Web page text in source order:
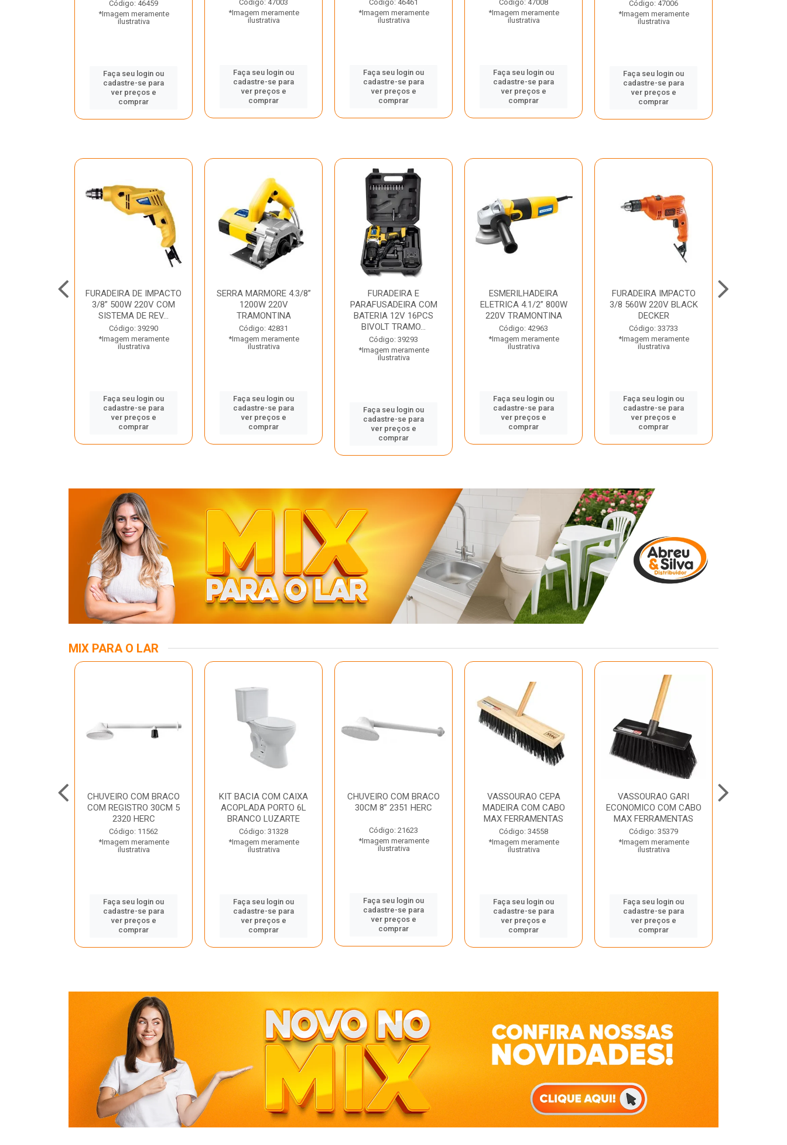
Código: 46459
*Imagem meramente
ilustrativa
Faça seu login ou
cadastre-se para
ver preços e
comprar
Código: 47003
*Imagem meramente
ilustrativa
Faça seu login ou
cadastre-se para
ver preços e
comprar
Código: 46461
*Imagem meramente
ilustrativa
Faça seu login ou
cadastre-se para
ver preços e
comprar
Código: 47008
*Imagem meramente
ilustrativa
Faça seu login ou
cadastre-se para
ver preços e
comprar
Código: 47006
*Imagem meramente
ilustrativa
Faça seu login ou
cadastre-se para
ver preços e
comprar
FURADEIRA DE IMPACTO
3/8” 500W 220V COM
SISTEMA DE REV...
Código: 39290
*Imagem meramente
ilustrativa
Faça seu login ou
cadastre-se para
ver preços e
comprar
SERRA MARMORE 4.3/8”
1200W 220V
TRAMONTINA
Código: 42831
*Imagem meramente
ilustrativa
Faça seu login ou
cadastre-se para
ver preços e
comprar
FURADEIRA E
PARAFUSADEIRA COM
BATERIA 12V 16PCS
BIVOLT TRAMO...
Código: 39293
*Imagem meramente
ilustrativa
Faça seu login ou
cadastre-se para
ver preços e
comprar
ESMERILHADEIRA
ELETRICA 4.1/2” 800W
220V TRAMONTINA
Código: 42963
*Imagem meramente
ilustrativa
Faça seu login ou
cadastre-se para
ver preços e
comprar
FURADEIRA IMPACTO
3/8 560W 220V BLACK
DECKER
Código: 33733
*Imagem meramente
ilustrativa
Faça seu login ou
cadastre-se para
ver preços e
comprar
MIX PARA O LAR
CHUVEIRO COM BRACO
COM REGISTRO 30CM 5
2320 HERC
Código: 11562
*Imagem meramente
ilustrativa
Faça seu login ou
cadastre-se para
ver preços e
comprar
KIT BACIA COM CAIXA
ACOPLADA PORTO 6L
BRANCO LUZARTE
Código: 31328
*Imagem meramente
ilustrativa
Faça seu login ou
cadastre-se para
ver preços e
comprar
CHUVEIRO COM BRACO
30CM 8” 2351 HERC
Código: 21623
*Imagem meramente
ilustrativa
Faça seu login ou
cadastre-se para
ver preços e
comprar
VASSOURAO CEPA
MADEIRA COM CABO
MAX FERRAMENTAS
Código: 34558
*Imagem meramente
ilustrativa
Faça seu login ou
cadastre-se para
ver preços e
comprar
VASSOURAO GARI
ECONOMICO COM CABO
MAX FERRAMENTAS
Código: 35379
*Imagem meramente
ilustrativa
Faça seu login ou
cadastre-se para
ver preços e
comprar